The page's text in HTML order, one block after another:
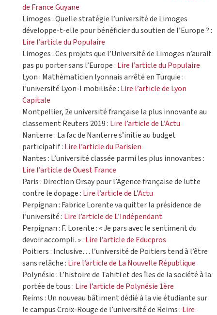
de France Guyane
Limoges : Quelle stratégie l’université de Limoges
développe-t-elle pour bénéficier du soutien de l’Europe ? :
Lire l’article du Populaire
Limoges : Ces projets que l’Université de Limoges n’aurait
pas pu porter sans l’Europe : Lire l’article du Populaire
Lyon : Mathématicien lyonnais arrêté en Turquie :
l’université Lyon-I mobilisée : Lire l’article de Lyon
Capitale
Montpellier, 2e université française la plus innovante au
classement Reuters 2019 : Lire l’article de L’Actu
Nanterre : La fac de Nanterre s’initie au budget
participatif : Lire l’article du Parisien
Nantes : L’université classée parmi les plus innovantes :
Lire l’article de Ouest France
Paris : Direction Orsay pour l’Agence française de lutte
contre le dopage : Lire l’article de L’Actu
Perpignan : Fabrice Lorente va quitter la présidence de
l’université : Lire l’article de L’Indépendant
Perpignan : F. Lorente : « Je pars avec le sentiment du
devoir accompli. » : Lire l’article de Educpros
Poitiers : Inclusive… l’université de Poitiers tend à l’être
sans relâche : Lire l’article de La Nouvelle République
Polynésie : L’histoire de Tahiti et des îles de la société à la
portée de tous : Lire l’article de Polynésie 1ère
Reims : Un nouveau bâtiment dédié à la vie étudiante sur
le campus Croix-Rouge de l’université de Reims : Lire